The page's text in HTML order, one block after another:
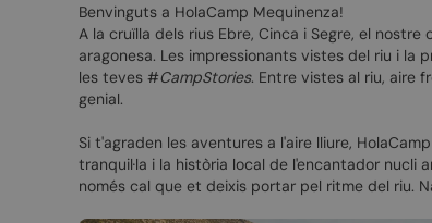
Benvinguts a HolaCamp Mequinenza!
A la cruïlla dels rius Ebre, Cinca i Segre, el
aragonesa. Les impressionants vistes del riu i
les teves #CampStories. Entre vistes al riu, aire
genial.
Si t'agraden les aventures a l'aire lliure,
tranquil·la i la història local de l'encantador nucli
només cal que et deixis portar pel ritme del riu.